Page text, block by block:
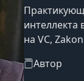
на VC,
Создатель
Автор